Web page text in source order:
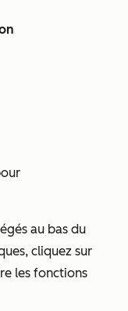
au bas du
cliquez sur
les fonctions